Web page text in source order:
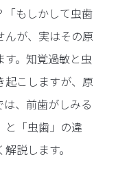
「もしかして虫歯
んが、実はその原
。知覚過敏と虫
起こしますが、原
、前歯がしみる
と「虫歯」の違
説します。